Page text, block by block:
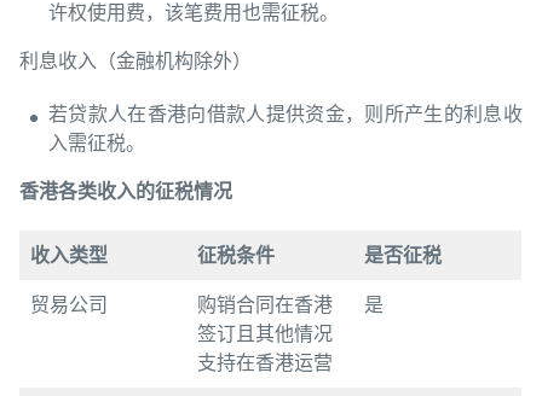
许权使用费，该笔费用也需征税。
利息收入（金融机构除外）
若贷款人在香港向借款人提供资金，则所产生的利息收
入需征税。
香港各类收入的征税情况
收入类型 征税条件 是否征税
贸易公司
购销合同在香港
签订且其他情况
支持在香港运营
是